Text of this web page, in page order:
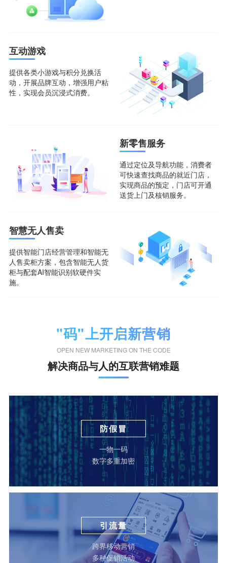
互动游戏
提供各类小游戏与积分兑换活
动，开展品牌互动，增强用户粘
性，实现会员沉浸式消费。
新零售服务
通过定位及导航功能，消费者
可快速查找商品的就近门店，
实现商品的预定，门店可开通
送货上门及核销服务。
智慧无人售卖
提供智能门店经营管理和智能无
人售卖柜方案，包含智能无人货
柜与配套AI智能识别软硬件实
施。
"码"上开启新营销
OPEN NEW MARKETING ON THE CODE
解决商品与人的互联营销难题
防假冒
一物一码
数字多重加密
引流量
跨界移动营销
多种促销活动